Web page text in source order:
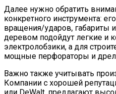
Далее нужно обратить
конкретного инструмента:
вращения/ударов, габариты
деревом подойдут легкие и
электролобзики, а для
мощные перфораторы и
Важно также учитывать
Компании с хорошей